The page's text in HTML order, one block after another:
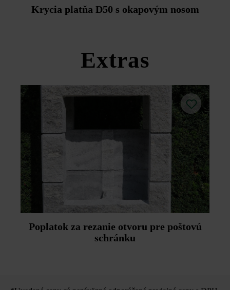
Duoprotect DP30 (paralelná dodávka je možná za
príplatok).
Krycia platňa D50 s okapovým nosom
Extras
Poplatok za rezanie otvoru pre poštovú
schránku